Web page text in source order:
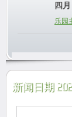
四
乐园
新闻日期